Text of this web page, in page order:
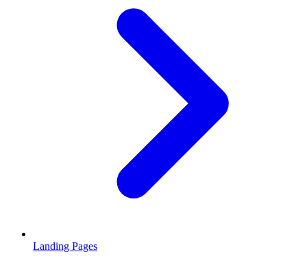
Landing Pages